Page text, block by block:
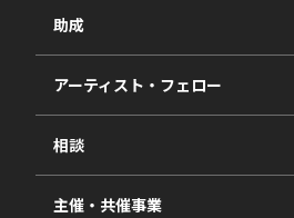
事業紹介
事業報告書
助成
2027年度
2026年度
2025年度
2024年度
アーティスト・フェロー
相談
視察・ヒアリング・研究
主催・共催事業